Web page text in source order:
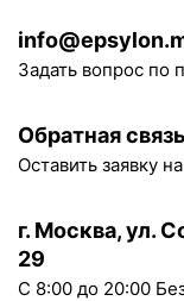
Задать вопрос по
Обратная связь
Оставить заявку
г. Москва, ул.
29
С 8:00 до 20:00